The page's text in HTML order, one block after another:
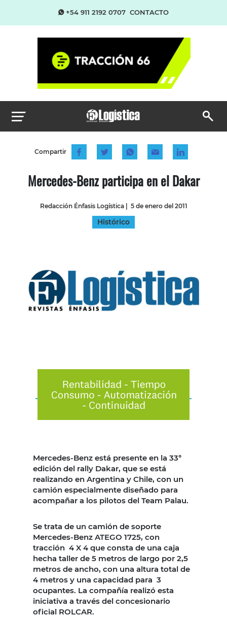
+54 911 2192 0707 CONTACTO
Compartir
Mercedes-Benz participa en el Dakar
Redacción Énfasis Logística| 5 de enero del 2011
Histórico
Mercedes-Benz está presente en la 33°
edición del rally Dakar, que se está
realizando en Argentina y Chile, con un
camión especialmente diseñado para
acompañar a los pilotos del Team Palau.
Se trata de un camión de soporte
Mercedes-Benz ATEGO 1725, con
tracción 4 X 4 que consta de una caja
hecha taller de 5 metros de largo por 2,5
metros de ancho, con una altura total de
4 metros y una capacidad para 3
ocupantes. La compañía realizó esta
iniciativa a través del concesionario
oficial ROLCAR.